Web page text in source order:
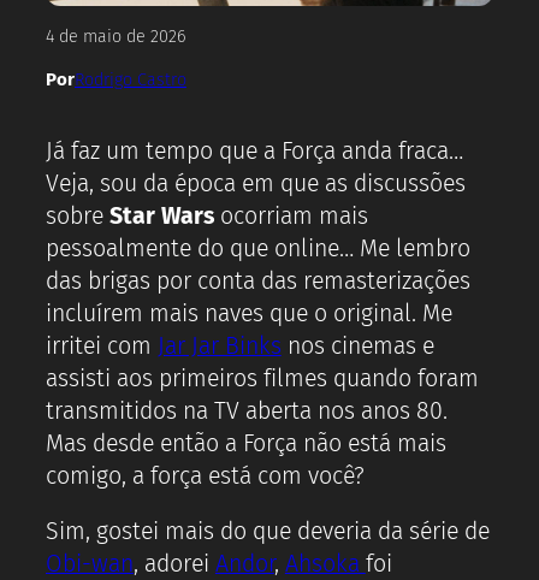
4 de maio de 2026
PorRodrigo Castro
Já faz um tempo que a Força anda fraca…
Veja, sou da época em que as discussões
sobre Star Warsocorriam mais
pessoalmente do que online… Me lembro
das brigas por conta das remasterizações
incluírem mais naves que o original. Me
irritei com Jar Jar Binks nos cinemas e
assisti aos primeiros filmes quando foram
transmitidos na TV aberta nos anos 80.
Mas desde então a Força não está mais
comigo, a força está com você?
Sim, gostei mais do que deveria da série de
Obi-wan, adorei Andor, Ahsoka foi